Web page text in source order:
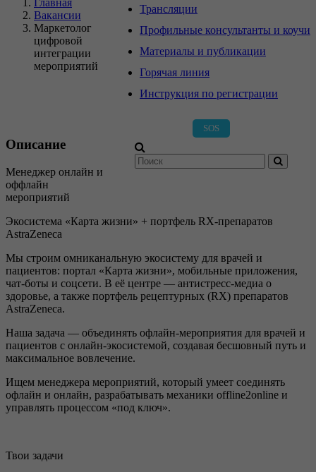
Трансляции
Профильные консультанты и коучи
Материалы и публикации
Горячая линия
Инструкция по регистрации
SOS
Главная
Вакансии
Маркетолог
цифровой
интеграции
мероприятий
Описание
Менеджер онлайн и
оффлайн
мероприятий
Экосистема «Карта жизни» + портфель RX-препаратов
AstraZeneca
Мы строим омниканальную экосистему для врачей и
пациентов: портал «Карта жизни», мобильные приложения,
чат-боты и соцсети. В её центре — антистресс-медиа о
здоровье, а также портфель рецептурных (RX) препаратов
AstraZeneca.
Наша задача — объединять офлайн-мероприятия для врачей и
пациентов с онлайн-экосистемой, создавая бесшовный путь и
максимальное вовлечение.
Ищем менеджера мероприятий, который умеет соединять
офлайн и онлайн, разрабатывать механики offline2online и
управлять процессом «под ключ».
Твои задачи